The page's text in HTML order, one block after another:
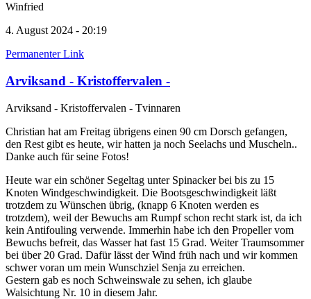
Winfried
4. August 2024 - 20:19
Permanenter Link
Arviksand - Kristoffervalen -
Arviksand - Kristoffervalen - Tvinnaren
Christian hat am Freitag übrigens einen 90 cm Dorsch gefangen,
den Rest gibt es heute, wir hatten ja noch Seelachs und Muscheln..
Danke auch für seine Fotos!
Heute war ein schöner Segeltag unter Spinacker bei bis zu 15
Knoten Windgeschwindigkeit. Die Bootsgeschwindigkeit läßt
trotzdem zu Wünschen übrig, (knapp 6 Knoten werden es
trotzdem), weil der Bewuchs am Rumpf schon recht stark ist, da ich
kein Antifouling verwende. Immerhin habe ich den Propeller vom
Bewuchs befreit, das Wasser hat fast 15 Grad. Weiter Traumsommer
bei über 20 Grad. Dafür lässt der Wind früh nach und wir kommen
schwer voran um mein Wunschziel Senja zu erreichen.
Gestern gab es noch Schweinswale zu sehen, ich glaube
Walsichtung Nr. 10 in diesem Jahr.